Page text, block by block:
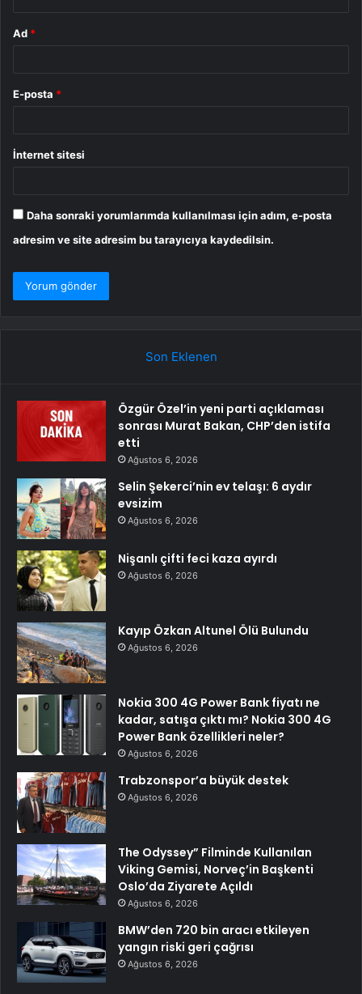
Ad *
E-posta *
İnternet sitesi
Daha sonraki yorumlarımda kullanılması için adım, e-posta
adresim ve site adresim bu tarayıcıya kaydedilsin.
Son Eklenen
Özgür Özel’in yeni parti açıklaması
sonrası Murat Bakan, CHP’den istifa
etti
Ağustos 6, 2026
Selin Şekerci’nin ev telaşı: 6 aydır
evsizim
Ağustos 6, 2026
Nişanlı çifti feci kaza ayırdı
Ağustos 6, 2026
Kayıp Özkan Altunel Ölü Bulundu
Ağustos 6, 2026
Nokia 300 4G Power Bank fiyatı ne
kadar, satışa çıktı mı? Nokia 300 4G
Power Bank özellikleri neler?
Ağustos 6, 2026
Trabzonspor’a büyük destek
Ağustos 6, 2026
The Odyssey” Filminde Kullanılan
Viking Gemisi, Norveç’in Başkenti
Oslo’da Ziyarete Açıldı
Ağustos 6, 2026
BMW’den 720 bin aracı etkileyen
yangın riski geri çağrısı
Ağustos 6, 2026